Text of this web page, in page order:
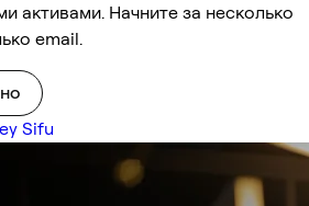
активами. Начните за несколько
email.
Sifu